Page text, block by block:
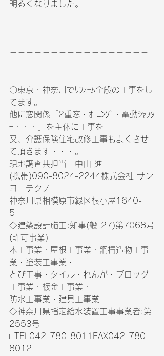
明るくなりました。
－－－－－－－－－－－－－－－－－
－－－－－－－－－－－－－－－－－
－－－－
〇東京・神奈川でﾘﾌｫｰﾑ全般の工事をし
てます。
他に窓関係「2重窓・ｵｰﾆﾝｸﾞ・電動ｼｬｯﾀ
ｰ・・・」を主体に工事を
又、介護保険住宅改修工事もよくさせ
て頂きます・・・。
現地調査共担当　中山 進
(携帯)090-8024-2244株式会社 サン
ヨーテクノ
神奈川県相模原市緑区根小屋1640-
5
◇建築設計施工:知事(般-27)第7068号
(許可事業)
木工事業・屋根工事業・鋼構造物工事
業・塗装工事業・
とび工事・タイル・れんが・ブロッグ
工事業・板金工事業・
防水工事業・建具工事業
◇神奈川県指定給水装置工事事業者:第
2553号
□TEL042-780-8011FAX042-780-
8012